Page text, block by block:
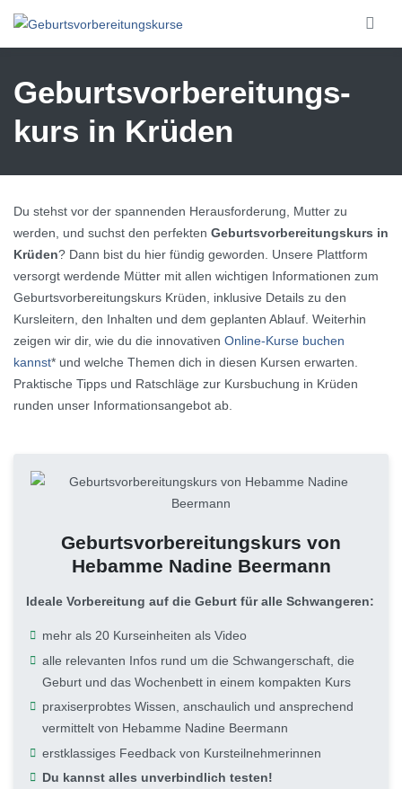
Geburtsvorbereitungs­
kurs in Krüden
Du stehst vor der spannenden Herausforderung, Mutter zu
werden, und suchst den perfekten Geburtsvorbereitungskurs in
Krüden? Dann bist du hier fündig geworden. Unsere Plattform
versorgt werdende Mütter mit allen wichtigen Informationen zum
Geburtsvorbereitungskurs Krüden, inklusive Details zu den
Kursleitern, den Inhalten und dem geplanten Ablauf. Weiterhin
zeigen wir dir, wie du die innovativen Online-Kurse buchen
kannst* und welche Themen dich in diesen Kursen erwarten.
Praktische Tipps und Ratschläge zur Kursbuchung in Krüden
runden unser Informationsangebot ab.
Geburtsvorbereitungskurs von
Hebamme Nadine Beermann
Ideale Vorbereitung auf die Geburt für alle Schwangeren:
mehr als 20 Kurseinheiten als Video
alle relevanten Infos rund um die Schwangerschaft, die
Geburt und das Wochenbett in einem kompakten Kurs
praxiserprobtes Wissen, anschaulich und ansprechend
vermittelt von Hebamme Nadine Beermann
erstklassiges Feedback von Kursteilnehmerinnen
Du kannst alles unverbindlich testen!